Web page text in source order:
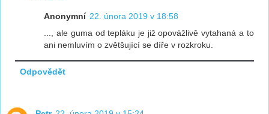
Anonymní 22. února 2019 v 18:58
..., ale guma od tepláku je již opovážlivě vytahaná a to
ani nemluvím o zvětšující se díře v rozkroku.
Odpovědět